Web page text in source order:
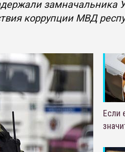
замначальника
коррупции МВД
Если